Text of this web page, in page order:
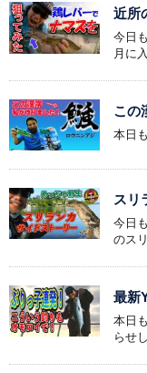
近所
今日
月に
この
本日
スリ
今日
のス
最新
本日
らせ